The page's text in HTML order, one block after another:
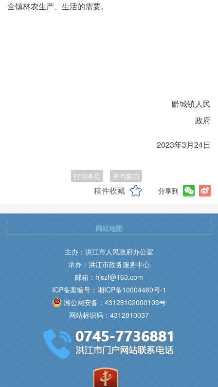
全镇林农生产、生活的需要。
黔城镇人民
政府
2023年3月24日
打印本页 关闭窗口
稿件收藏 分享到
主办：洪江市人民政府办公室
承办：洪江市政务服务中心
邮箱：hjszf@163.com
ICP备案编号：湘ICP备10004460号-1
湘公网安备：43128102000103号
网站标识码：4312810037
网站地图